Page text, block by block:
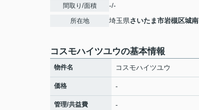
間取り/面積 -/-
所在地 埼玉県さいたま市岩槻区城南
コスモハイツユウの基本情報
物件名 コスモハイツユウ
価格 -
管理/共益費 -